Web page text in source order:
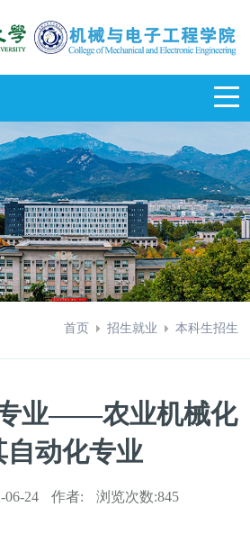
首页 招生就业 本科生招生
业——农业机械化
自动化专业
06-24 作者: 浏览次数:845